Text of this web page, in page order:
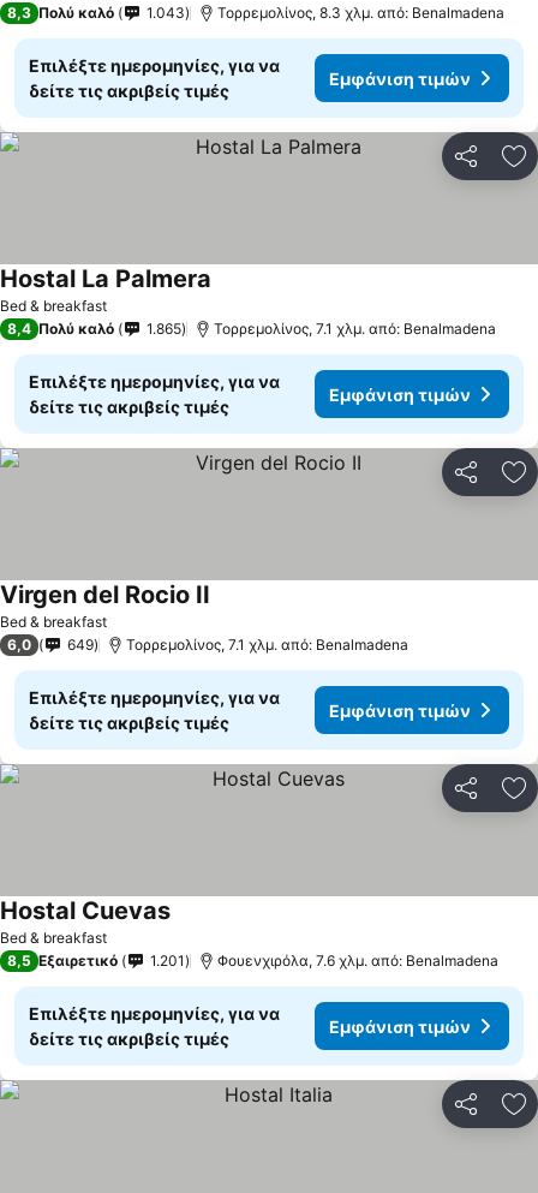
8,3 Πολύ καλό 1.043 Τορρεμολίνος, 8.3 χλμ. από: Benalmadena
Επιλέξτε ημερομηνίες, για να
δείτε τις ακριβείς τιμές
Εμφάνιση τιμών
Bed & breakfast
Hostal La Palmera
8,4 Πολύ καλό 1.865 Τορρεμολίνος, 7.1 χλμ. από: Benalmadena
Επιλέξτε ημερομηνίες, για να
δείτε τις ακριβείς τιμές
Εμφάνιση τιμών
Bed & breakfast
Virgen del Rocio II
6,0 649 Τορρεμολίνος, 7.1 χλμ. από: Benalmadena
Επιλέξτε ημερομηνίες, για να
δείτε τις ακριβείς τιμές
Εμφάνιση τιμών
Bed & breakfast
Hostal CuevasΕμφάνιση τιμών
8,5 Εξαιρετικό 1.201 Φουενχιρόλα, 7.6 χλμ. από: Benalmadena
Επιλέξτε ημερομηνίες, για να
δείτε τις ακριβείς τιμές
Εμφάνιση τιμών